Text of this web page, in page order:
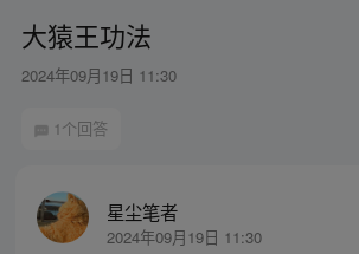
大猿王功法
2024年09月19日 11:30
1个回答
星尘笔者
2024年09月19日 11:30